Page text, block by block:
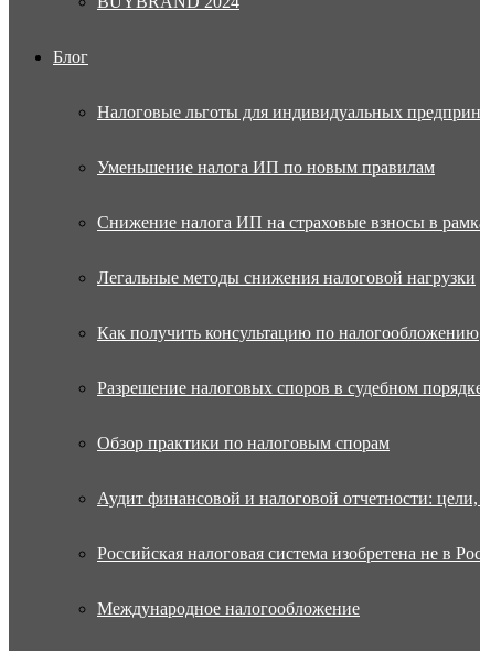
Блог
Налоговые льготы для индивидуальных
Уменьшение налога ИП по новым правилам
Снижение налога ИП на страховые взносы в
Легальные методы снижения налоговой нагрузки
Как получить консультацию по налогообложению
Разрешение налоговых споров в судебном
Обзор практики по налоговым спорам
Аудит финансовой и налоговой отчетности:
Российская налоговая система изобретена не в
Международное налогообложение